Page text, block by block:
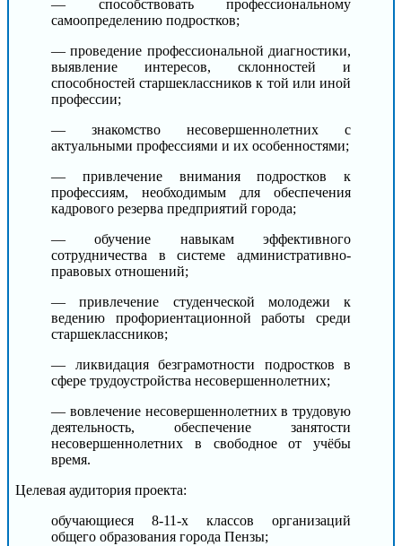
— способствовать профессиональному
самоопределению подростков;
— проведение профессиональной диагностики,
выявление интересов, склонностей и
способностей старшеклассников к той или иной
профессии;
— знакомство несовершеннолетних с
актуальными профессиями и их особенностями;
— привлечение внимания подростков к
профессиям, необходимым для обеспечения
кадрового резерва предприятий города;
— обучение навыкам эффективного
сотрудничества в системе административно-
правовых отношений;
— привлечение студенческой молодежи к
ведению профориентационной работы среди
старшеклассников;
— ликвидация безграмотности подростков в
сфере трудоустройства несовершеннолетних;
— вовлечение несовершеннолетних в трудовую
деятельность, обеспечение занятости
несовершеннолетних в свободное от учёбы
время.
Целевая аудитория проекта:
обучающиеся 8-11-х классов организаций
общего образования города Пензы;